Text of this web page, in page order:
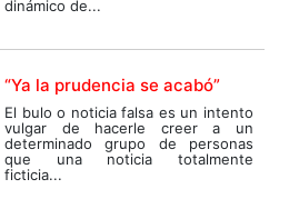
dinámico de...
“Ya la prudencia se acabó”
El bulo o noticia falsa es un intento
vulgar de hacerle creer a un
determinado grupo de personas
que una noticia totalmente
ficticia...